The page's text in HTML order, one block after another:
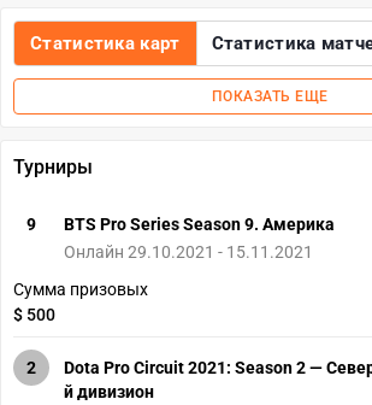
Статистика карт Статистика
ПОКАЗАТЬ ЕЩЕ
Турниры
9
BTS Pro Series Season 9. Америка
Онлайн 29.10.2021 - 15.11.2021
Сумма призовых
$ 500
2
Dota Pro Circuit 2021: Season 2 —
й дивизион